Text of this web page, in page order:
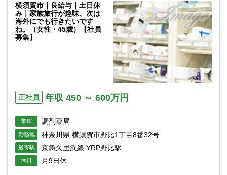
横須賀市｜良給与｜土日休
み｜家族旅行が趣味、次は
海外にでも行きたいです
ね。（女性・45歳）【社員
募集】
正社員 年収 450 ～ 600万円
業種 調剤薬局
勤務地 神奈川県 横須賀市野比1丁目8番32号
最寄駅 京急久里浜線 YRP野比駅
休日 月9日休